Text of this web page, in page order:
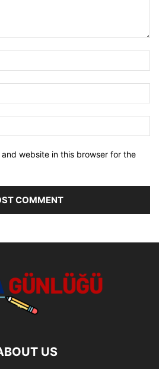
and website in this browser for the
US